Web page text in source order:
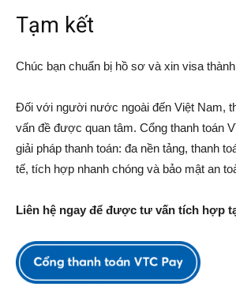
Tạm kết
Chúc bạn chuẩn bị hồ sơ và xin visa
Đối với người nước ngoài đến Việt Nam,
vấn đề được quan tâm. Cổng thanh toán
giải pháp thanh toán: đa nền tảng, thanh
tế, tích hợp nhanh chóng và bảo mật an
Liên hệ ngay để được tư vấn tích hợp